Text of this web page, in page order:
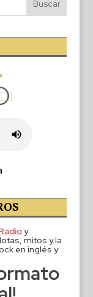
y
mitos y la
en inglés y